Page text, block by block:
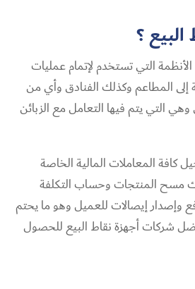
؟
التي تستخدم لإتمام عمليات
إلى المطاعم وكذلك الفنادق وأي من
وهي التي يتم فيها التعامل مع الزبائن
كافة المعاملات المالية الخاصة
مسح المنتجات وحساب التكلفة
وإصدار إيصالات للعميل وهو ما يحتم
شركات أجهزة نقاط البيع للحصول